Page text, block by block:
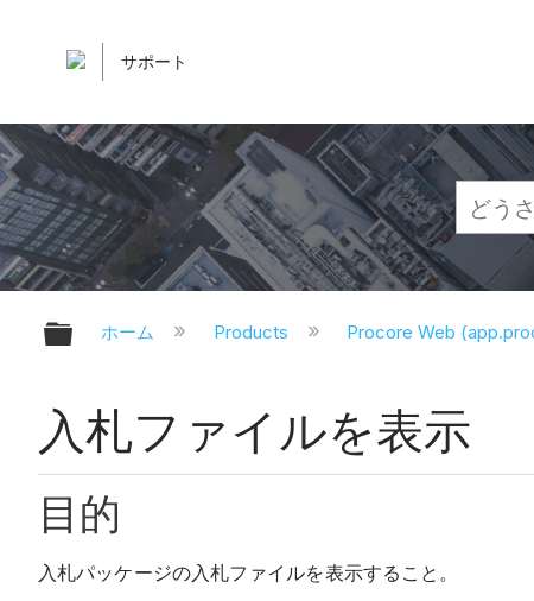
サポート
グローバル階層を展開/折りたたむ
ホーム Products Procore Web
入札ファイルを表示
目的
入札パッケージの入札ファイルを表示すること。